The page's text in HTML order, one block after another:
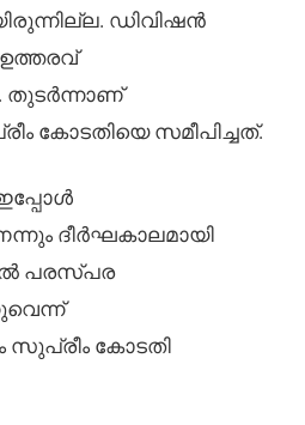
ഡിവിഷൻ
തുടർന്നാണ്
കോടതിയെ സമീപിച്ചത്.
ദീർഘകാലമായി
പരസ്പര
സുപ്രീം കോടതി